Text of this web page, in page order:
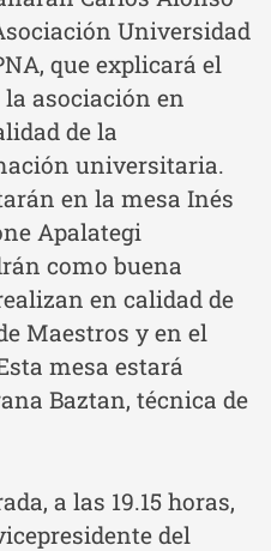
Universidad
que explicará el
asociación en
de la
universitaria.
en la mesa Inés
Apalategi
como buena
en calidad de
Maestros y en el
mesa estará
Baztan, técnica de
a las 19.15 horas,
del